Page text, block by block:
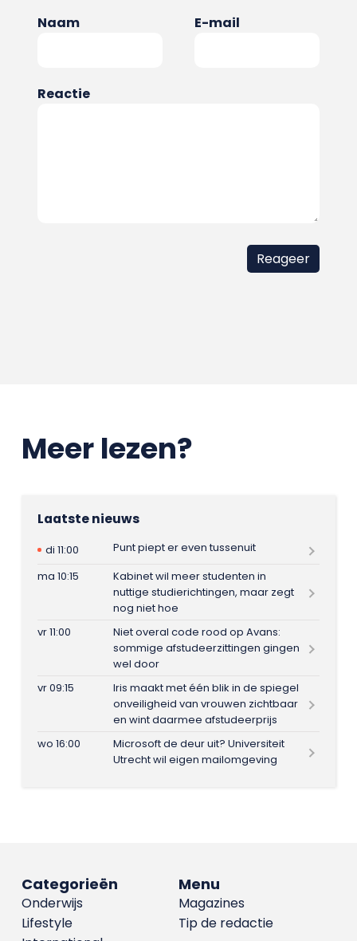
Naam E-mail
Reactie
Meer lezen?
Laatste nieuws
di 11:00
Punt piept er even tussenuit
ma 10:15
Kabinet wil meer studenten in
nuttige studierichtingen, maar zegt
nog niet hoe
vr 11:00
Niet overal code rood op Avans:
sommige afstudeerzittingen gingen
wel door
vr 09:15
Iris maakt met één blik in de spiegel
onveiligheid van vrouwen zichtbaar
en wint daarmee afstudeerprijs
wo 16:00
Microsoft de deur uit? Universiteit
Utrecht wil eigen mailomgeving
Menu
Magazines
Tip de redactie
Categorieën
Onderwijs
Lifestyle